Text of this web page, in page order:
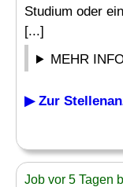
Studium oder
[...]
MEHR
▶ Zur
Job vor 5 Tagen